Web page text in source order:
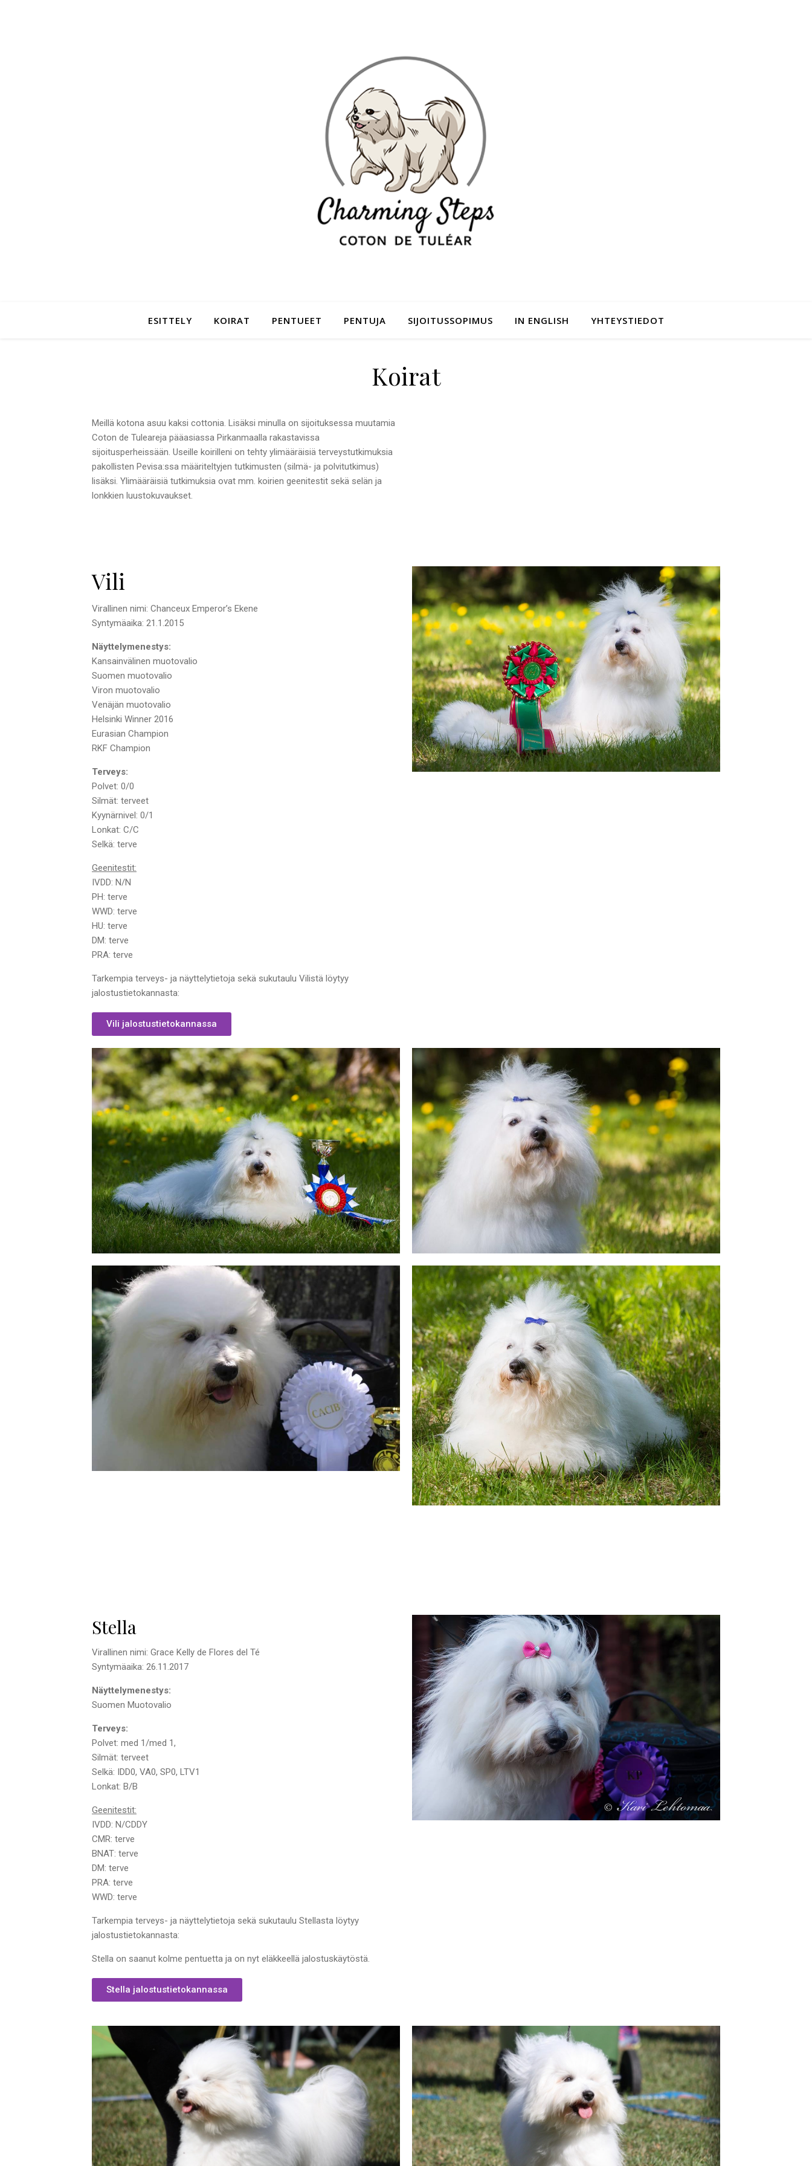
ESITTELY KOIRAT PENTUEET PENTUJA SIJOITUSSOPIMUS IN ENGLISH YHTEYSTIEDOT
Koirat
Meillä kotona asuu kaksi cottonia. Lisäksi minulla on sijoituksessa muutamia
Coton de Tuleareja pääasiassa Pirkanmaalla rakastavissa
sijoitusperheissään. Useille koirilleni on tehty ylimääräisiä terveystutkimuksia
pakollisten Pevisa:ssa määriteltyjen tutkimusten (silmä- ja polvitutkimus)
lisäksi. Ylimääräisiä tutkimuksia ovat mm. koirien geenitestit sekä selän ja
lonkkien luustokuvaukset.
Vili
Virallinen nimi: Chanceux Emperor’s Ekene
Syntymäaika: 21.1.2015
Näyttelymenestys:
Kansainvälinen muotovalio
Suomen muotovalio
Viron muotovalio
Venäjän muotovalio
Helsinki Winner 2016
Eurasian Champion
RKF Champion
Terveys:
Polvet: 0/0
Silmät: terveet
Kyynärnivel: 0/1
Lonkat: C/C
Selkä: terve
Geenitestit:
IVDD: N/N
PH: terve
WWD: terve
HU: terve
DM: terve
PRA: terve
Tarkempia terveys- ja näyttelytietoja sekä sukutaulu Vilistä löytyy
jalostustietokannasta:
Vili jalostustietokannassa
Stella
Virallinen nimi: Grace Kelly de Flores del Té
Syntymäaika: 26.11.2017
Näyttelymenestys:
Suomen Muotovalio
Terveys:
Polvet: med 1/med 1,
Silmät: terveet
Selkä: IDD0, VA0, SP0, LTV1
Lonkat: B/B
Geenitestit:
IVDD: N/CDDY
CMR: terve
BNAT: terve
DM: terve
PRA: terve
WWD: terve
Tarkempia terveys- ja näyttelytietoja sekä sukutaulu Stellasta löytyy
jalostustietokannasta:
Stella on saanut kolme pentuetta ja on nyt eläkkeellä jalostuskäytöstä.
Stella jalostustietokannassa